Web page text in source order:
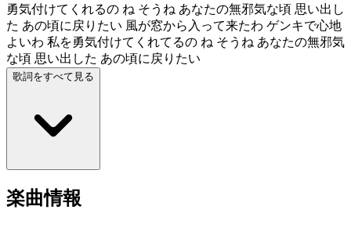
勇気付けてくれるの ね そうね あなたの無邪気な頃 思い出し
た あの頃に戻りたい 風が窓から入って来たわ ゲンキで心地
よいわ 私を勇気付けてくれてるの ね そうね あなたの無邪気
な頃 思い出した あの頃に戻りたい
歌詞をすべて見る
楽曲情報